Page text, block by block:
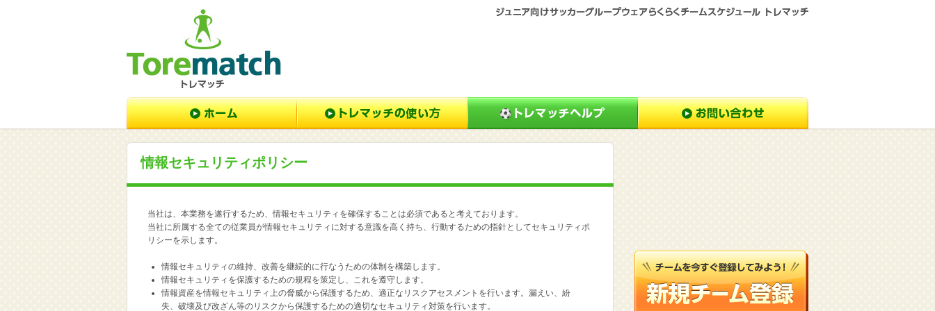
情報セキュリティポリシー
当社は、本業務を遂行するため、情報セキュリティを確保することは必須であると考えております。
当社に所属する全ての従業員が情報セキュリティに対する意識を高く持ち、行動するための指針としてセキュリティポ
リシーを示します。
情報セキュリティの維持、改善を継続的に行なうための体制を構築します。
情報セキュリティを保護するための規程を策定し、これを遵守します。
情報資産を情報セキュリティ上の脅威から保護するため、適正なリスクアセスメントを行います。漏えい、紛
失、破壊及び改ざん等のリスクから保護するための適切なセキュリティ対策を行います。